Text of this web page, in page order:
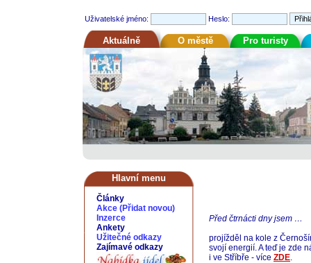
Uživatelské jméno: Heslo:
Aktuálně O městě Pro turisty
Hlavní menu
Články
Akce (Přidat novou)
Inzerce
Ankety
Užitečné odkazy
Zajímavé odkazy
Před čtrnácti dny jsem …
projížděl na kole z
svojí energií. A teď je zde
i ve Stříbře - více ZDE.